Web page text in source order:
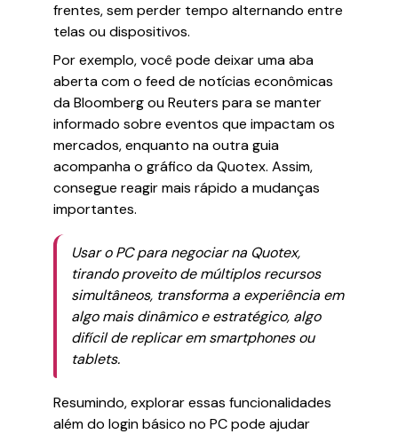
frentes, sem perder tempo alternando entre
telas ou dispositivos.
Por exemplo, você pode deixar uma aba
aberta com o feed de notícias econômicas
da Bloomberg ou Reuters para se manter
informado sobre eventos que impactam os
mercados, enquanto na outra guia
acompanha o gráfico da Quotex. Assim,
consegue reagir mais rápido a mudanças
importantes.
Usar o PC para negociar na Quotex,
tirando proveito de múltiplos recursos
simultâneos, transforma a experiência em
algo mais dinâmico e estratégico, algo
difícil de replicar em smartphones ou
tablets.
Resumindo, explorar essas funcionalidades
além do login básico no PC pode ajudar